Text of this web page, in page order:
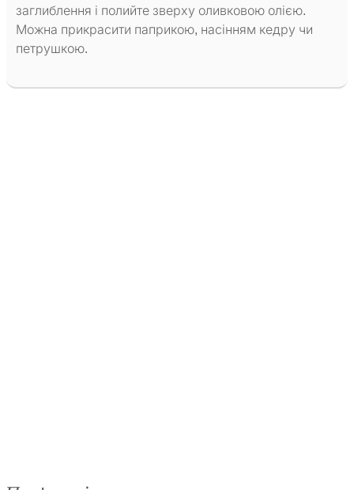
заглиблення і полийте зверху оливковою олією.
Можна прикрасити паприкою, насінням кедру чи
петрушкою.